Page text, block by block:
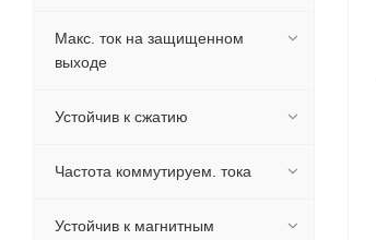
Макс. ток на защищенном
выходе
Устойчив к сжатию
Частота коммутируем. тока
Устойчив к магнитным